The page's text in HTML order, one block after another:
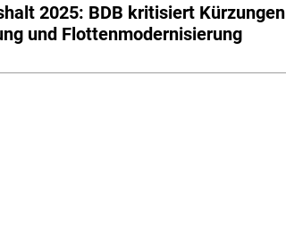
2025: BDB kritisiert Kürzungen
und Flottenmodernisierung